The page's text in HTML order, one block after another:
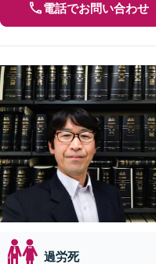
電話でお問い合わせ
過労死